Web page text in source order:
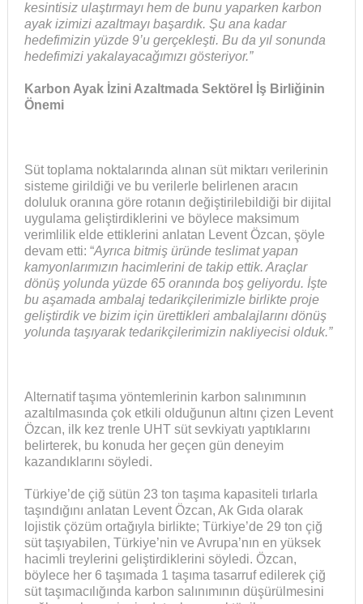
kesintisiz ulaştırmayı hem de bunu yaparken karbon
ayak izimizi azaltmayı başardık. Şu ana kadar
hedefimizin yüzde 9’u gerçekleşti. Bu da yıl sonunda
hedefimizi yakalayacağımızı gösteriyor.”
Karbon Ayak İzini Azaltmada Sektörel İş Birliğinin
Önemi
Süt toplama noktalarında alınan süt miktarı verilerinin
sisteme girildiği ve bu verilerle belirlenen aracın
doluluk oranına göre rotanın değiştirilebildiği bir dijital
uygulama geliştirdiklerini ve böylece maksimum
verimlilik elde ettiklerini anlatan Levent Özcan, şöyle
devam etti: “Ayrıca bitmiş üründe teslimat yapan
kamyonlarımızın hacimlerini de takip ettik. Araçlar
dönüş yolunda yüzde 65 oranında boş geliyordu. İşte
bu aşamada ambalaj tedarikçilerimizle birlikte proje
geliştirdik ve bizim için ürettikleri ambalajlarını dönüş
yolunda taşıyarak tedarikçilerimizin nakliyecisi olduk.”
Alternatif taşıma yöntemlerinin karbon salınımının
azaltılmasında çok etkili olduğunun altını çizen Levent
Özcan, ilk kez trenle UHT süt sevkiyatı yaptıklarını
belirterek, bu konuda her geçen gün deneyim
kazandıklarını söyledi.
Türkiye’de çiğ sütün 23 ton taşıma kapasiteli tırlarla
taşındığını anlatan Levent Özcan, Ak Gıda olarak
lojistik çözüm ortağıyla birlikte; Türkiye’de 29 ton çiğ
süt taşıyabilen, Türkiye’nin ve Avrupa’nın en yüksek
hacimli treylerini geliştirdiklerini söyledi. Özcan,
böylece her 6 taşımada 1 taşıma tasarruf edilerek çiğ
süt taşımacılığında karbon salınımının düşürülmesini